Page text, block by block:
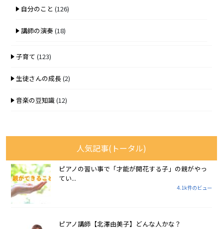
自分のこと (126)
講師の演奏(18)
子育て (123)
生徒さんの成長(2)
音楽の豆知識(12)
人気記事(トータル)
ピアノの習い事で「才能が開花する子」の親がやっ
てい...
4.1k件のビュー
ピアノ講師【北澤由美子】どんな人かな？